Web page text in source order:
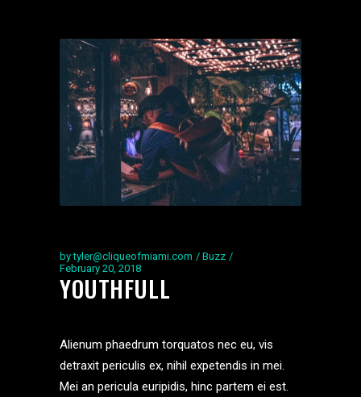
bytyler@cliqueofmiami.com
Buzz
February 20, 2018
YOUTHFULL
Alienum phaedrum torquatos nec eu, vis
detraxit periculis ex, nihil expetendis in mei.
Mei an pericula euripidis, hinc partem ei est.